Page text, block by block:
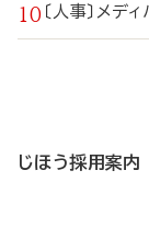
〔人事〕メデ
じほう採用案内